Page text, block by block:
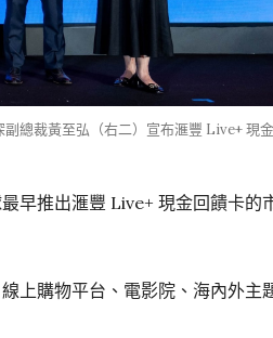
總裁黃至弘（右二）宣布滙豐 Live+ 現金
早推出滙豐 Live+ 現金回饋卡的
上購物平台、電影院、海內外主